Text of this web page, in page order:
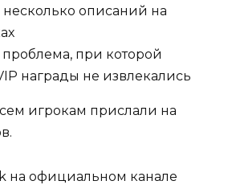
описаний на
при которой
награды не извлекались
игрокам прислали на
на официальном канале